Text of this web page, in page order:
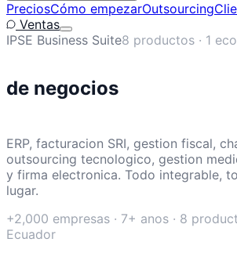
PreciosCómo empezarOutsourcing
Ventas
IPSE Business Suite8 productos · 1
de negocios
ERP, facturacion SRI, gestion fiscal,
outsourcing tecnologico, gestion
y firma electronica. Todo integrable,
lugar.
+2,000 empresas · 7+ anos · 8
Ecuador